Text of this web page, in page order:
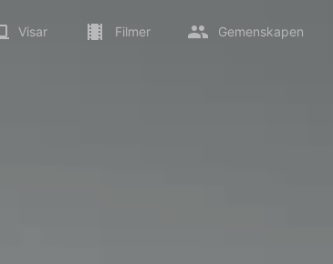
Visar Filmer Gemenskapen